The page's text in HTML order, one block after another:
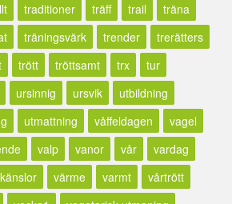
traditioner träff trail
träna
träningsvärk trender
trerätters
trött tröttsamt trx
tur
ursinnig ursvik
utbildning
utmattning våffeldagen
vagel
valp vanor vår
vardag
värme varmt
vårtrött